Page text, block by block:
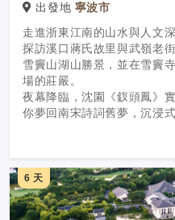
出發地 寧波市
走進浙東江南的山水與人文
探訪溪口蔣氏故里與武嶺老
雪竇山湖山勝景，並在雪竇
場的莊嚴。
夜幕降臨，沈園《釵頭鳳》
你夢回南宋詩詞舊夢，沉浸
6 天